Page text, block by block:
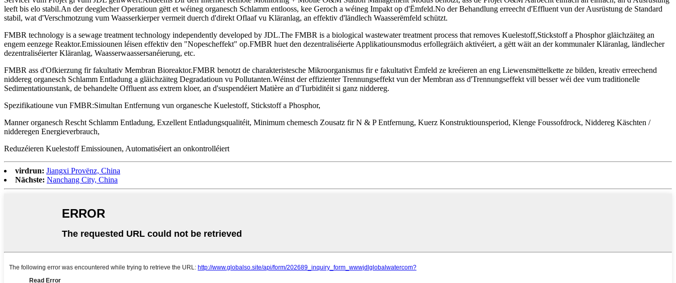
leeft bis elo stabil.An der deeglecher Operatioun gëtt et wéineg organesch Schlamm entlooss, kee Geroch a wéineg Impakt op d'Ëmfeld.No der Behandlung erreecht d'Effluent vun der Ausrüstung de Standard
stabil, wat d'Verschmotzung vum Waasserkierper vermeit duerch d'direkt Oflaaf vu Kläranlag, an effektiv d'ländlech Waasserëmfeld schützt.
FMBR technology is a sewage treatment technology independently developed by JDL.The FMBR is a biological wastewater treatment process that removes Kuelestoff,Stickstoff a Phosphor gläichzäiteg an
engem eenzege Reaktor.Emissiounen léisen effektiv den "Nopescheffekt" op.FMBR huet den dezentraliséierte Applikatiounsmodus erfollegräich aktivéiert, a gëtt wäit an der kommunaler Kläranlag, ländlecher
dezentraliséierter Kläranlag, Waasserwaassersanéierung, etc.
FMBR ass d'Ofkierzung fir fakultativ Membran Bioreaktor.FMBR benotzt de charakteristesche Mikroorganismus fir e fakultativt Ëmfeld ze kreéieren an eng Liewensmëttelkette ze bilden, kreativ erreechend
niddereg organesch Schlamm Entladung a gläichzäiteg Degradatioun vu Pollutanten.Wéinst der effizienter Trennungseffekt vun der Membran ass d'Trennungseffekt vill besser wéi dee vum traditionelle
Sedimentatiounstank, de behandelte Offluent ass extrem kloer, an d'suspendéiert Matière an d'Turbiditéit si ganz niddereg.
Spezifikatioune vun FMBR:Simultan Entfernung vun organesche Kuelestoff, Stickstoff a Phosphor,
Manner organesch Rescht Schlamm Entladung, Exzellent Entladungsqualitéit, Minimum chemesch Zousatz fir N & P Entfernung, Kuerz Konstruktiounsperiod, Klenge Foussofdrock, Niddereg Käschten /
nidderegen Energieverbrauch,
Reduzéieren Kuelestoff Emissiounen, Automatiséiert an onkontrolléiert
virdrun: Jiangxi Provënz, China
Nächste: Nanchang City, China